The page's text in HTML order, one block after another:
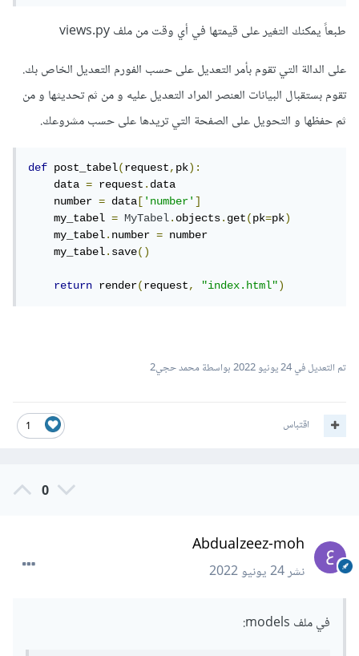
طبعاً يمكنك التغير على قيمتها في أي وقت من ملف views.py
على الدالة التي تقوم بأمر التعديل على حسب الفورم التعديل الخاص بك.
تقوم بستقبال البيانات العنصر المراد التعديل عليه و من ثم تحديثها و من
ثم حفظها و التحويل على الصفحة التي تريدها على حسب مشروعك.
def post_tabel(request,pk):
    data
= request.data
    number
= data ['number']
    my_tabel
= MyTabel.objects.get(pk=pk)
    my_tabel
.number = number
    my_tabel
.save()
return render(request, "index.html")
تم التعديل في24 يونيو 2022 بواسطة محمد حجي2
1 اقتباس
0
Abdualzeez-moh
نشر24 يونيو 2022
في ملف models: